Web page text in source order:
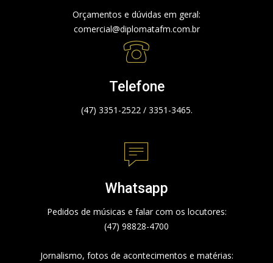
Orçamentos e dúvidas em geral:
comercial@diplomatafm.com.br
Telefone
(47) 3351-2522 / 3351-3465.
Whatsapp
Pedidos de músicas e falar com os locutores:
(47) 98828-4700
Jornalismo, fotos de acontecimentos e matérias: